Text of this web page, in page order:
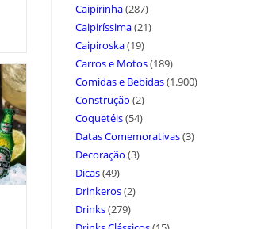
Caipirinha(287)
Caipiríssima(21)
Caipiroska(19)
Carros e Motos(189)
Comidas e Bebidas(1.900)
Construção (2)
Coquetéis(54)
Datas Comemorativas(3)
Decoração (3)
Dicas(49)
Drinkeros(2)
Drinks(279)